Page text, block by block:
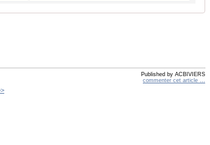
Published by ACBIVIERS
commenter cet article